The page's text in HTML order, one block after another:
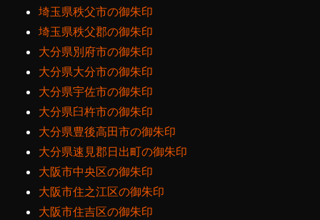
埼玉県秩父市の御朱印
埼玉県秩父郡の御朱印
大分県別府市の御朱印
大分県大分市の御朱印
大分県宇佐市の御朱印
大分県臼杵市の御朱印
大分県豊後高田市の御朱印
大分県速見郡日出町の御朱印
大阪市中央区の御朱印
大阪市住之江区の御朱印
大阪市住吉区の御朱印